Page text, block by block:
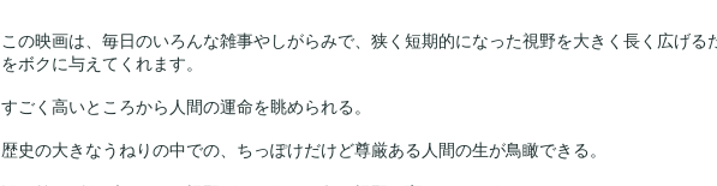
この映画は、毎日のいろんな雑事やしがらみで、狭く短期的になった視野を大きく長く広げる
をボクに与えてくれます。
すごく高いところから人間の運命を眺められる。
歴史の大きなうねりの中での、ちっぽけだけど尊厳ある人間の生が鳥瞰できる。